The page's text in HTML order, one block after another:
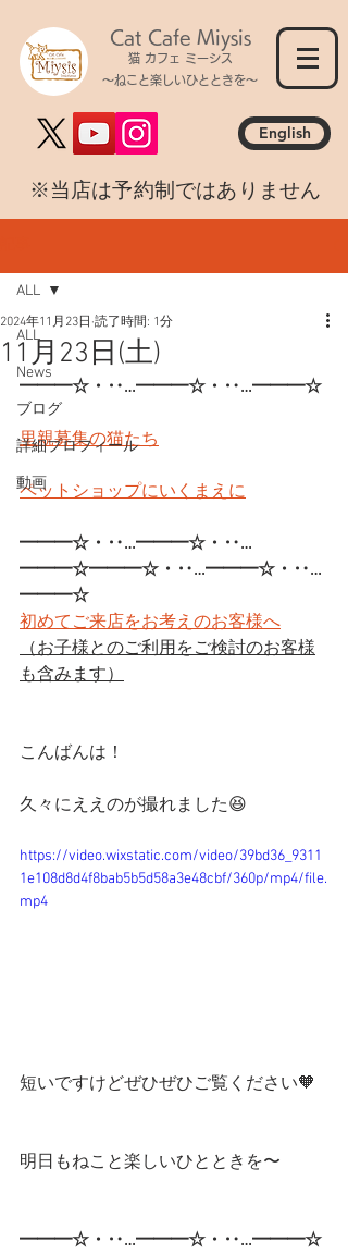
Cat Cafe Miysis
猫 カフェ ミーシス
～ねこと楽しいひとときを～
English
​※当店は予約制ではありません
ALL
News
ブログ
詳細プロフィール
動画
ALL
11月23日(土)
2024年11月23日 読了時間: 1分
━━━☆・‥…━━━☆・‥…━━━☆
里親募集の猫たち
ペットショップにいくまえに
━━━☆・‥…━━━☆・‥…
━━━☆━━━☆・‥…━━━☆・‥…
━━━☆
初めてご来店をお考えのお客様へ
（お子様とのご利用をご検討のお客様
も含みます）
こんばんは！
久々にええのが撮れました😆
https://video.wixstatic.com/video/39bd36_9311
1e108d8d4f8bab5b5d58a3e48cbf/360p/mp4/file.
mp4
短いですけどぜひぜひご覧ください🧡
明日もねこと楽しいひとときを〜
━━━☆・‥…━━━☆・‥…━━━☆